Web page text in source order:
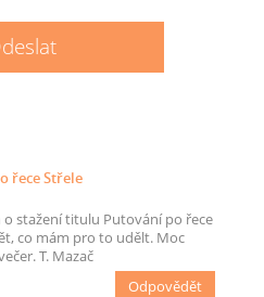
řece Střele
o stažení titulu Putování po řece
co mám pro to udělt. Moc
T. Mazač
Odpovědět